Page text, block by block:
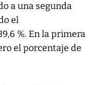
a una segunda
el
%. En la primera
el porcentaje de